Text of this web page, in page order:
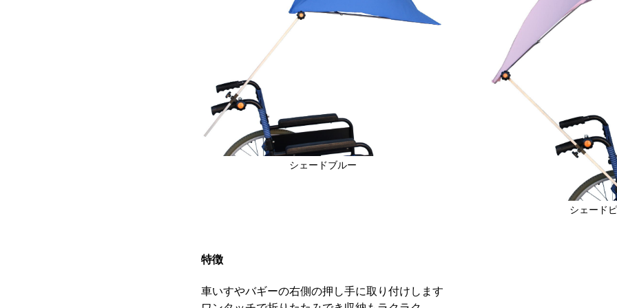
シェードブルー
シェード
特徴
車いすやバギーの右側の押し手に取り付けします